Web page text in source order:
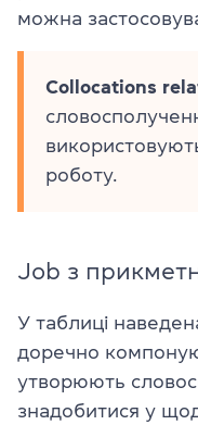
можна
Collocations
роботу.
Job з
У таблиці
доречно
утворюють
знадобитися у